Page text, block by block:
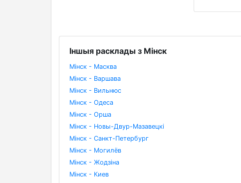
Іншыя расклады з Мінск
Мінск - Масква
Мінск - Варшава
Мінск - Вильнюс
Мінск - Одеса
Мінск - Орша
Мінск - Новы-Двур-Мазавецкі
Мінск - Санкт-Петербург
Мінск - Могилёв
Мінск - Жодзіна
Мінск - Киев